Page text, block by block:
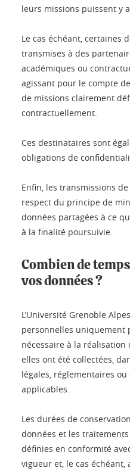
leurs missions puissent y
Le cas échéant, certaines
transmises à des
académiques ou
agissant pour le compte
de missions clairement
contractuellement.
Ces destinataires sont
obligations de
Enfin, les transmissions
respect du principe de
données partagées à ce
à la finalité poursuivie.
Combien de
vos données ?
L’Université Grenoble
personnelles uniquement
nécessaire à la
elles ont été collectées,
légales, réglementaires
applicables.
Les durées de
données et les
définies en conformité
vigueur et, le cas échéant,